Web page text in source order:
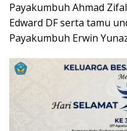
Payakumbuh Ahmad
Edward DF serta tamu
Payakumbuh Erwin